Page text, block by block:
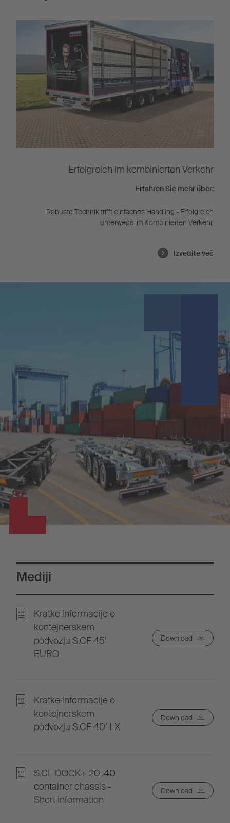
Erfolgreich im kombinierten Verkehr
Erfahren Sie mehr über:
Robuste Technik trifft einfaches Handling - Erfolgreich
unterwegs im Kombinierten Verkehr.
Izvedite več
Mediji
Kratke informacije o
kontejnerskem
podvozju S.CF 45’
EURO
Download
Kratke informacije o
kontejnerskem
podvozju S.CF 40’ LX
Download
S.CF DOCK+ 20-40
container chassis -
Short information
Download